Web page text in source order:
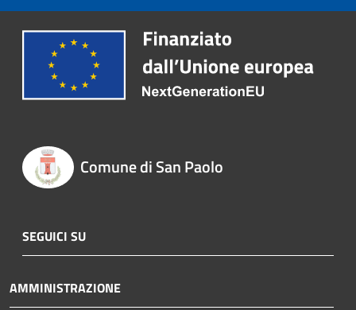
Comune di San Paolo
SEGUICI SU
AMMINISTRAZIONE